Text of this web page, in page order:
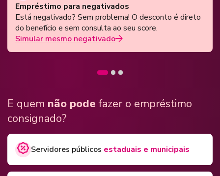
Empréstimo para negativados
Está negativado? Sem problema! O desconto é direto
do benefício e sem consulta ao seu score.
Simular mesmo negativado
E quem não pode fazer o empréstimo
consignado?
Servidores públicos estaduais e municipais